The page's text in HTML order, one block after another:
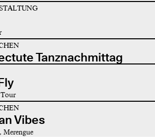
Tanznachmittag
Vibes
Merengue